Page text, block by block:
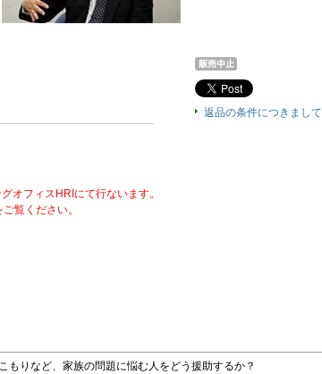
返品の条件につきまして
オフィスHRIにて行ないます。
覧ください。
もりなど、家族の問題に悩む人をどう援助するか？